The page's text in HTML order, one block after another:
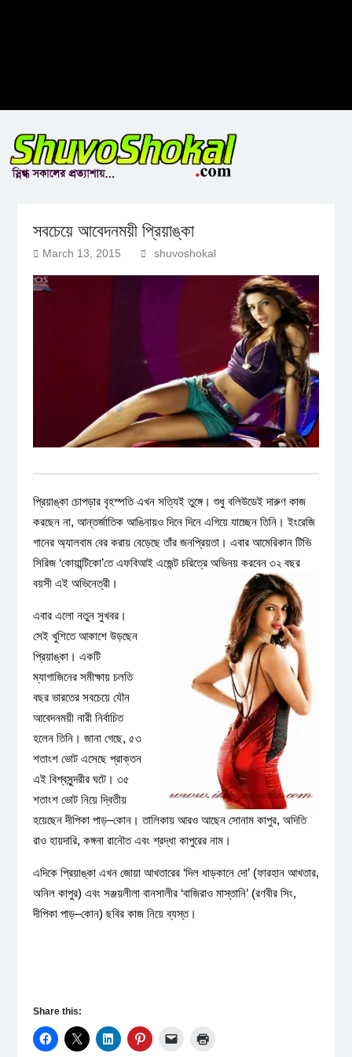
সবচেয়ে আবেদনময়ী প্রিয়াঙ্কা
March 13, 2015 shuvoshokal
প্রিয়াঙ্কা চোপড়ার বৃহস্পতি এখন সত্যিই তুঙ্গে। শুধু বলিউডেই দারুণ কাজ
করছেন না, আন্তর্জাতিক আঙিনায়ও দিনে দিনে এগিয়ে যাচ্ছেন তিনি। ইংরেজি
গানের অ্যালবাম বের করায় বেড়েছে তাঁর জনপ্রিয়তা। এবার আমেরিকান টিভি
সিরিজ ‘কোয়ান্টিকো’তে এফবিআই এজেন্ট চরিত্রে অভিনয় করবেন ৩২ বছর
বয়সী এই অভিনেত্রী।
এবার এলো নতুন সুখবর।
সেই খুশিতে আকাশে উড়ছেন
প্রিয়াঙ্কা। একটি
ম্যাগাজিনের সমীক্ষায় চলতি
বছর ভারতের সবচেয়ে যৌন
আবেদনময়ী নারী নির্বাচিত
হলেন তিনি। জানা গেছে, ৫৩
শতাংশ ভোট এসেছে প্রাক্তন
এই বিশ্বসুন্দরীর ঘটে। ৩৫
শতাংশ ভোট নিয়ে দ্বিতীয়
হয়েছেন দীপিকা পাড়–কোন। তালিকায় আরও আছেন সোনাম কাপুর, অদিতি
রাও হায়দারি, কঙ্গনা রানৌত এবং শ্রদ্ধা কাপুরের নাম।
এদিকে প্রিয়াঙ্কা এখন জোয়া আখতারের ‘দিল ধাড়কানে দো’ (ফারহান আখতার,
অনিল কাপুর) এবং সঞ্জয়লীলা বানসালীর ‘বাজিরাও মাস্তানি’ (রণবীর সিং,
দীপিকা পাড়–কোন) ছবির কাজ নিয়ে ব্যস্ত।
Share this: